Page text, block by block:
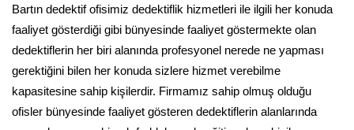
Bartın dedektif ofisimiz dedektiflik hizmetleri ile ilgili her konuda
faaliyet gösterdiği gibi bünyesinde faaliyet göstermekte olan
dedektiflerin her biri alanında profesyonel nerede ne yapması
gerektiğini bilen her konuda sizlere hizmet verebilme
kapasitesine sahip kişilerdir. Firmamız sahip olmuş olduğu
ofisler bünyesinde faaliyet gösteren dedektiflerin alanlarında